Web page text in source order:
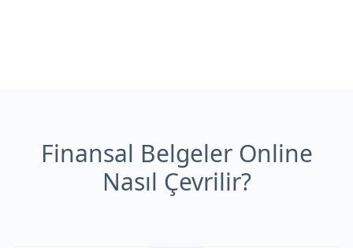
Finansal Belgeler Online
Nasıl Çevrilir?